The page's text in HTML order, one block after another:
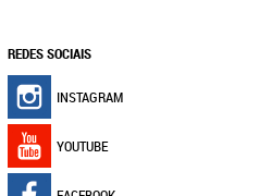
REDES SOCIAIS
INSTAGRAM
YOUTUBE